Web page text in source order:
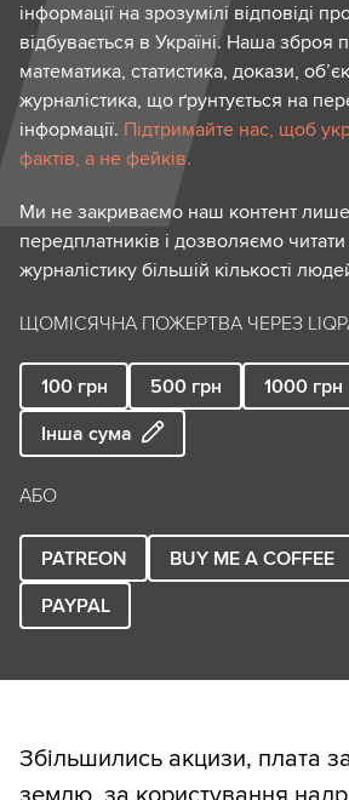
інформації на зрозумілі відповіді
відбувається в Україні. Наша зброя
математика, статистика, докази,
журналістика, що ґрунтується на
інформації. Підтримайте нас, щоб
фактів, а не фейків.
Ми не закриваємо наш контент
передплатників і дозволяємо читати
журналістику більшій кількості
ЩОМІСЯЧНА ПОЖЕРТВА ЧЕРЕЗ
100 грн 500 грн 1000 грн
Інша сума
АБО
PATREON BUY ME A COFFEE
PAYPAL
Збільшились акцизи, плата